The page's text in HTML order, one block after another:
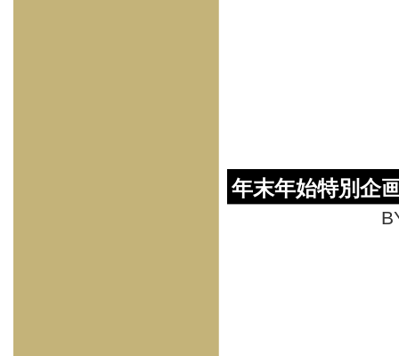
年末年始特別企